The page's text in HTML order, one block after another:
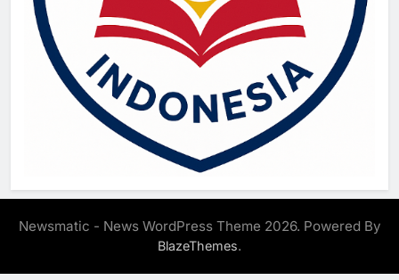
Newsmatic - News WordPress Theme 2026. Powered By
BlazeThemes.